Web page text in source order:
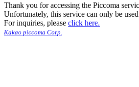
Thank you for accessing the Piccoma
Unfortunately, this service can only be
For inquiries, please click here.
Kakao piccoma Corp.